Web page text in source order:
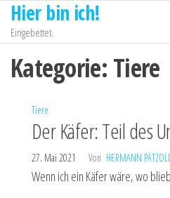
Zum
Inhalt
springen
Hier bin ich!
Eingebettet.
Kategorie: Tiere
Tiere
Der Käfer: Teil des
27. Mai 2021 Von HERMANN
Wenn ich ein Käfer wäre, wo